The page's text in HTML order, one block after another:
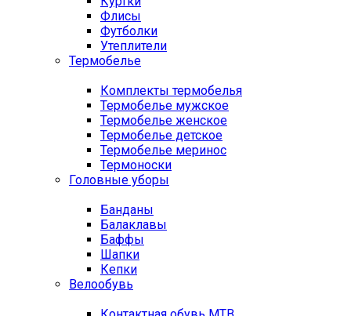
Флисы
Футболки
Утеплители
Термобелье
Комплекты термобелья
Термобелье мужское
Термобелье женское
Термобелье детское
Термобелье меринос
Термоноски
Головные уборы
Банданы
Балаклавы
Баффы
Шапки
Кепки
Велообувь